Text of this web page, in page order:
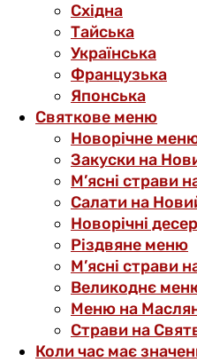
Східна
Тайська
Українська
Французька
Японська
Святкове меню
Новорічне
Закуски на
М’ясні страви
Салати на
Новорічні
Різдвяне меню
М’ясні страви
Великоднє
Меню на
Страви на
Коли час має